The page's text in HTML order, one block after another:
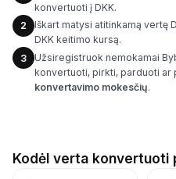
konvertuoti į DKK.
2
Iškart matysi atitinkamą vertę
DKK keitimo kursą.
3
Užsiregistruok nemokamai
konvertuoti, pirkti, parduoti ar
konvertavimo mokesčių.
Kodėl verta